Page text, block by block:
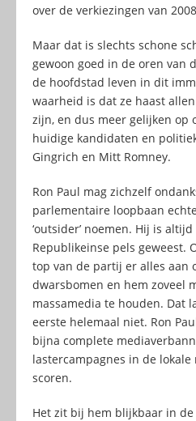
over de verkiezingen van
Maar dat is slechts schone
gewoon goed in de oren van
de hoofdstad leven in dit
waarheid is dat ze haast
zijn, en dus meer gelijken op
huidige kandidaten en
Gingrich en Mitt Romney.
Ron Paul mag zichzelf
parlementaire loopbaan
‘outsider’ noemen. Hij is
Republikeinse pels geweest.
top van de partij er alles aan
dwarsbomen en hem zoveel
massamedia te houden. Dat
eerste helemaal niet. Ron
bijna complete
lastercampagnes in de
scoren.
Het zit bij hem blijkbaar in